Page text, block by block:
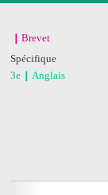
Brevet
Spécifique
3e
Anglais